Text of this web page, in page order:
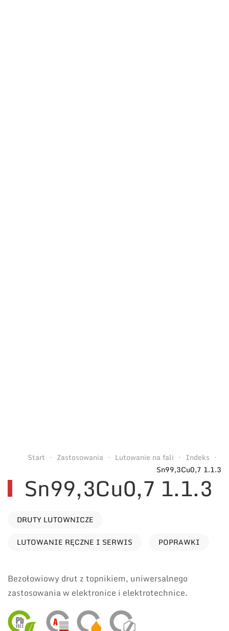
Start Zastosowania Lutowanie na fali
Indeks
Sn99,3Cu0,7 1.1.3
Sn99,3Cu0,7 1.1.3
DRUTY LUTOWNICZE
LUTOWANIE RĘCZNE I SERWIS
POPRAWKI
Bezołowiowy drut z topnikiem, uniwersalnego
zastosowania w elektronice i elektrotechnice.